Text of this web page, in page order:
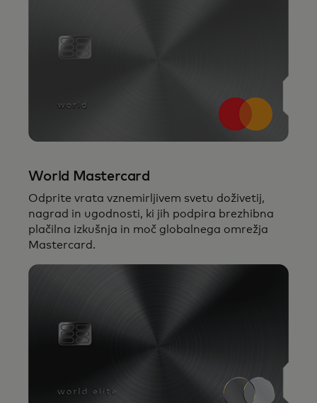
Za današnje premožne potrošnike
ponujamo izjemne ugodnosti in izkušnje z
World Mastercard
Odprite vrata vznemirljivem svetu doživetij,
nagrad in ugodnosti, ki jih podpira brezhibna
plačilna izkušnja in moč globalnega omrežja
Mastercard.